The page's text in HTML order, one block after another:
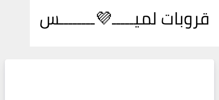
قروبات لميـــــ💜ــــــــس